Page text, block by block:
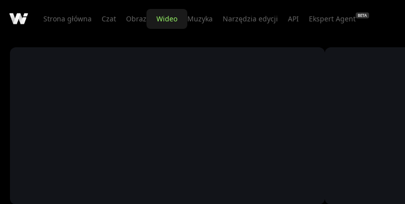
Strona główna Czat Obraz Wideo Muzyka Narzędzia edycji API Ekspert Agent BETA